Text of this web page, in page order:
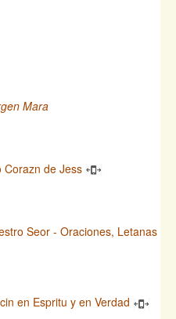
Mara
Corazn de Jess
Seor - Oraciones, Letanas
en Espritu y en Verdad